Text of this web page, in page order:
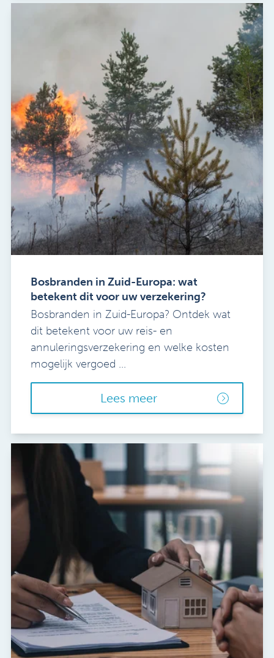
Bosbranden in Zuid-Europa: wat
betekent dit voor uw verzekering?
Bosbranden in Zuid-Europa? Ontdek wat
dit betekent voor uw reis- en
annuleringsverzekering en welke kosten
mogelijk vergoed ...
Lees meer